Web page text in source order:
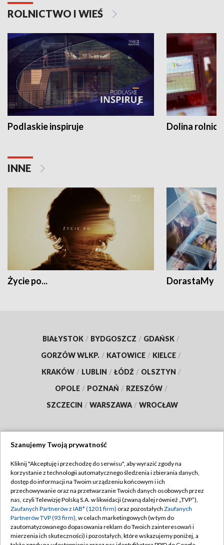
ROLNICTWO I WIEŚ
Podlaskie inspiruje Dolina
INNE
Życie po... DorastaMy
BIAŁYSTOK / BYDGOSZCZ / GDAŃSK /
GORZÓW WLKP. / KATOWICE / KIELCE /
KRAKÓW / LUBLIN / ŁÓDŹ / OLSZTYN /
OPOLE / POZNAŃ / RZESZÓW /
SZCZECIN / WARSZAWA / WROCŁAW
TVP
Abonament TVP
Emisja w TVP
Centrum informacji TVP
Naziemna Telewizja Cyfrowa
Regulamin TVP
Polityka prywatności
Moje zgody
Pomoc
Szanujemy Twoją prywatność
Kliknij "Akceptuję i przechodzę do serwisu", aby wyrazić zgody na
korzystanie z technologii automatycznego śledzenia i zbierania danych,
dostęp do informacji na Twoim urządzeniu końcowym i ich
przechowywanie oraz na przetwarzanie Twoich danych osobowych przez
nas, czyli Telewizję Polską S.A. w likwidacji (zwaną dalej również „TVP”),
Zaufanych Partnerów z IAB* (1201 firm) oraz pozostałych Zaufanych
Partnerów TVP (93 firm), w celach marketingowych (w tym do
zautomatyzowanego dopasowania reklam do Twoich zainteresowań i
mierzenia ich skuteczności) i pozostałych, które wskazujemy poniżej, a